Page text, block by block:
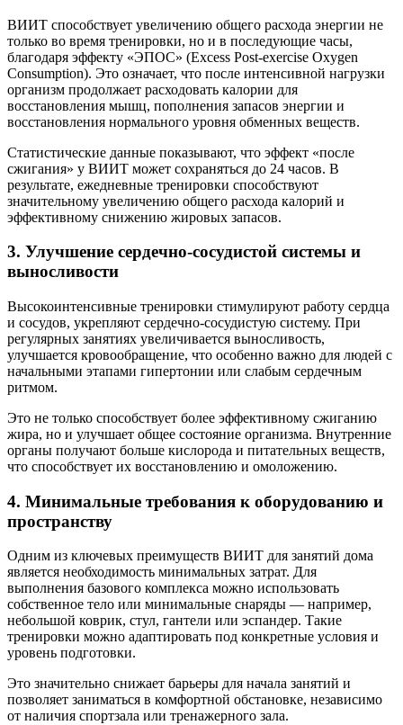
ВИИТ способствует увеличению общего расхода энергии не
только во время тренировки, но и в последующие часы,
благодаря эффекту «ЭПОС» (Excess Post-exercise Oxygen
Consumption). Это означает, что после интенсивной нагрузки
организм продолжает расходовать калории для
восстановления мышц, пополнения запасов энергии и
восстановления нормального уровня обменных веществ.
Статистические данные показывают, что эффект «после
сжигания» у ВИИТ может сохраняться до 24 часов. В
результате, ежедневные тренировки способствуют
значительному увеличению общего расхода калорий и
эффективному снижению жировых запасов.
3. Улучшение сердечно-сосудистой системы и
выносливости
Высокоинтенсивные тренировки стимулируют работу сердца
и сосудов, укрепляют сердечно-сосудистую систему. При
регулярных занятиях увеличивается выносливость,
улучшается кровообращение, что особенно важно для людей с
начальными этапами гипертонии или слабым сердечным
ритмом.
Это не только способствует более эффективному сжиганию
жира, но и улучшает общее состояние организма. Внутренние
органы получают больше кислорода и питательных веществ,
что способствует их восстановлению и омоложению.
4. Минимальные требования к оборудованию и
пространству
Одним из ключевых преимуществ ВИИТ для занятий дома
является необходимость минимальных затрат. Для
выполнения базового комплекса можно использовать
собственное тело или минимальные снаряды — например,
небольшой коврик, стул, гантели или эспандер. Такие
тренировки можно адаптировать под конкретные условия и
уровень подготовки.
Это значительно снижает барьеры для начала занятий и
позволяет заниматься в комфортной обстановке, независимо
от наличия спортзала или тренажерного зала.